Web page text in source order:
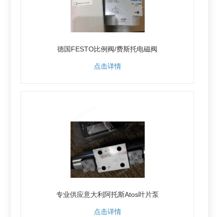
德国FESTO比例阀/费斯托电磁阀
点击详情
专业供应意大利阿托斯Atos叶片泵
点击详情